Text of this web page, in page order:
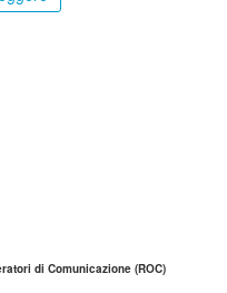
di Comunicazione (ROC)